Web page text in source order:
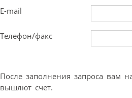
E-mail
Телефон/факс
После заполнения запроса вам
вышлют счет.